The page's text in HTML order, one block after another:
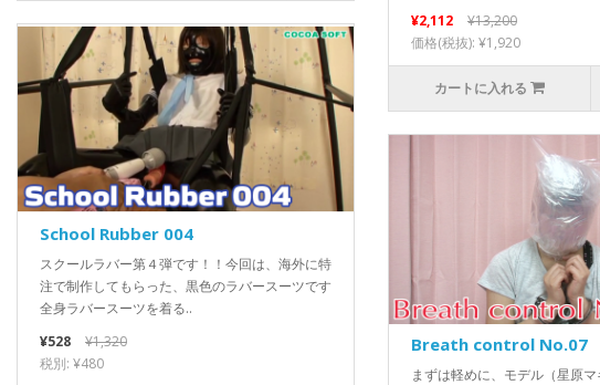
School Rubber 004
スクールラバー第４弾です！！今回は、海外に特
注で制作してもらった、黒色のラバースーツです
全身ラバースーツを着る..
¥528
¥1,320
税別: ¥480
¥2,112
¥13,200
価格(税抜): ¥1,920
カートに入れる
Breath control No.07
まずは軽めに、モデル（星原